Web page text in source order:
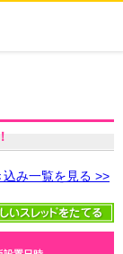
込み一覧を見る >>